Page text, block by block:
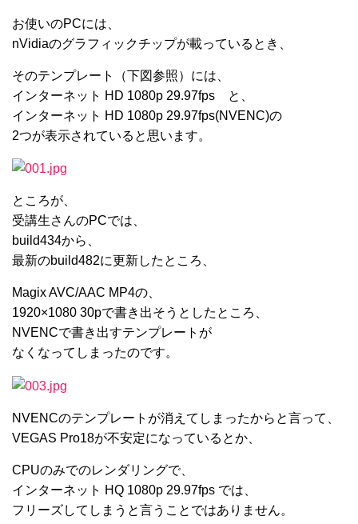
お使いのPCには、
nVidiaのグラフィックチップが載っているとき、
そのテンプレート（下図参照）には、
インターネット HD 1080p 29.97fps と、
インターネット HD 1080p 29.97fps(NVENC)の
2つが表示されていると思います。
ところが、
受講生さんのPCでは、
build434から、
最新のbuild482に更新したところ、
Magix AVC/AAC MP4の、
1920×1080 30pで書き出そうとしたところ、
NVENCで書き出すテンプレートが
なくなってしまったのです。
NVENCのテンプレートが消えてしまったからと言って、
VEGAS Pro18が不安定になっているとか、
CPUのみでのレンダリングで、
インターネット HQ 1080p 29.97fps では、
フリーズしてしまうと言うことではありません。